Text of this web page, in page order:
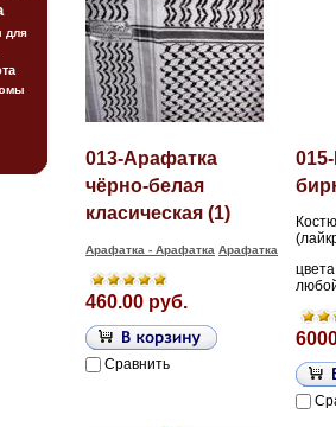
для
013-Арафатка
чёрно-белая
класическая (1)
Арафатка - Арафатка Арафатка
460.00 руб.
Сравнить